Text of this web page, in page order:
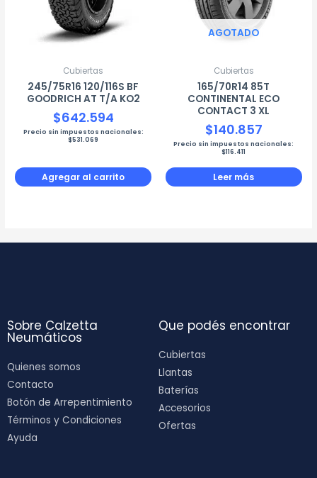
Cubiertas
245/75R16 120/116S BF
GOODRICH AT T/A KO2
$642.594
Precio sin impuestos nacionales:
$531.069
Agregar al carrito
AGOTADO
Cubiertas
165/70R14 85T
CONTINENTAL ECO
CONTACT 3 XL
$140.857
Precio sin impuestos nacionales:
$116.411
Leer más
Sobre Calzetta
Neumáticos
Quienes somos
Contacto
Botón de Arrepentimiento
Términos y Condiciones
Ayuda
Que podés encontrar
Cubiertas
Llantas
Baterías
Accesorios
Ofertas